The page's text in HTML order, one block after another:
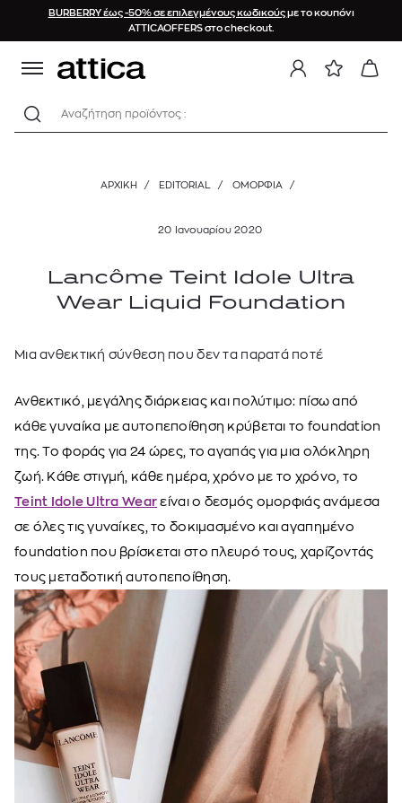
BURBERRY έως -50% σε επιλεγμένους κωδικούςμε το κουπόνι
ATTICAOFFERS στο checkout.
Αναζήτηση προϊόντος :
ΑΡΧΙΚΉ / EDITORIAL / ΟΜΟΡΦΙΑ /
20 Ιανουαρίου 2020
Lancôme Teint Idole Ultra
Wear Liquid Foundation
Μια ανθεκτική σύνθεση που δεν τα παρατά ποτέ
Ανθεκτικό, μεγάλης διάρκειας και πολύτιμο: πίσω από
κάθε γυναίκα με αυτοπεποίθηση κρύβεται το foundation
της. Το φοράς για 24 ώρες, το αγαπάς για μια ολόκληρη
ζωή. Κάθε στιγμή, κάθε ημέρα, χρόνο με το χρόνο, το
Teint Idole Ultra Wear είναι ο δεσμός ομορφιάς ανάμεσα
σε όλες τις γυναίκες, το δοκιμασμένο και αγαπημένο
foundation που βρίσκεται στο πλευρό τους, χαρίζοντάς
τους μεταδοτική αυτοπεποίθηση.